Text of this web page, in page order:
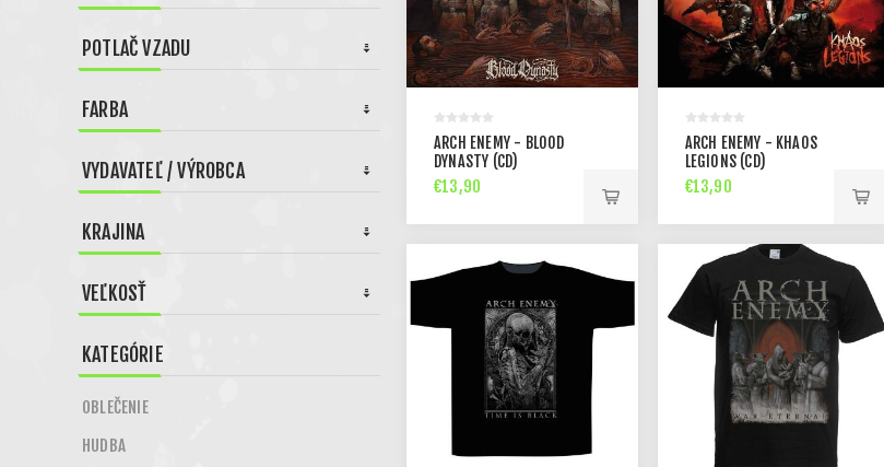
ARCH ENEMY - BLOOD
DYNASTY (CD)
€13,90
ARCH ENEMY - KHAOS
LEGIONS (CD)
€13,90
POTLAČ VZADU
FARBA
VYDAVATEĽ / VÝROBCA
KRAJINA
VEĽKOSŤ
KATEGÓRIE
OBLEČENIE
HUDBA